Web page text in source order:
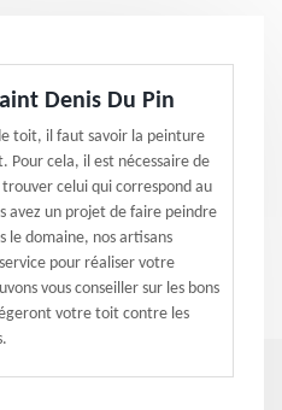
Denis Du Pin
toit, il faut savoir la peinture
cela, il est nécessaire de
celui qui correspond au
avez un projet de faire peindre
le domaine, nos artisans
pour réaliser votre
vous conseiller sur les bons
votre toit contre les